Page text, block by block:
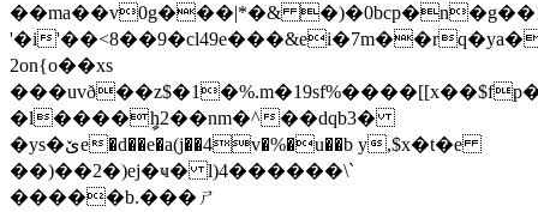
��ma��v0g���|*�&
'�i
2on{o��xs
�l����ީh2��nm�^��dqb3�
�ys�ێe�d��e�a(j��4v�%�u��b y,$х�t�e
��)��2�)ej�ҹ� l)4������\`
�����b.���ㄕ